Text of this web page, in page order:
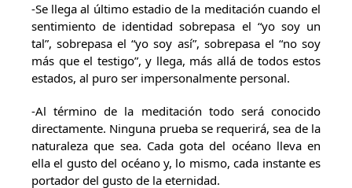
-Se llega al último estadio de la meditación cuando el
sentimiento de identidad sobrepasa el “yo soy un
tal”, sobrepasa el “yo soy así”, sobrepasa el “no soy
más que el testigo”, y llega, más allá de todos estos
estados, al puro ser impersonalmente personal.
-Al término de la meditación todo será conocido
directamente. Ninguna prueba se requerirá, sea de la
naturaleza que sea. Cada gota del océano lleva en
ella el gusto del océano y, lo mismo, cada instante es
portador del gusto de la eternidad.